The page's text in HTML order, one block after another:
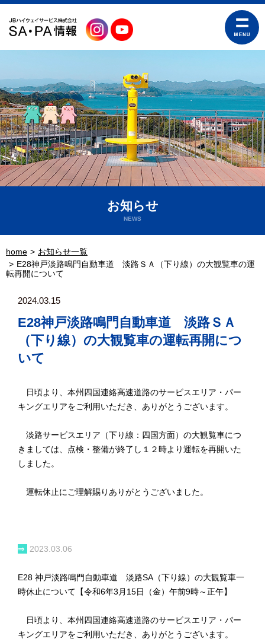
お知らせ
NEWS
home
お知らせ一覧
E28神戸淡路鳴門自動車道 淡路ＳＡ（下り線）の大観覧車の運
転再開について
2024.03.15
E28神戸淡路鳴門自動車道 淡路ＳＡ
（下り線）の大観覧車の運転再開につ
いて
日頃より、本州四国連絡高速道路のサービスエリア・パー
キングエリアをご利用いただき、ありがとうございます。
淡路サービスエリア（下り線：四国方面）の大観覧車につ
きましては、点検・整備が終了し１２時より運転を再開いた
しました。
運転休止にご理解賜りありがとうございました。
⇒ 2023.03.06
E28 神戸淡路鳴門自動車道 淡路SA（下り線）の大観覧車一
時休止について【令和6年3月15日（金）午前9時～正午】
日頃より、本州四国連絡高速道路のサービスエリア・パー
キングエリアをご利用いただき、ありがとうございます。